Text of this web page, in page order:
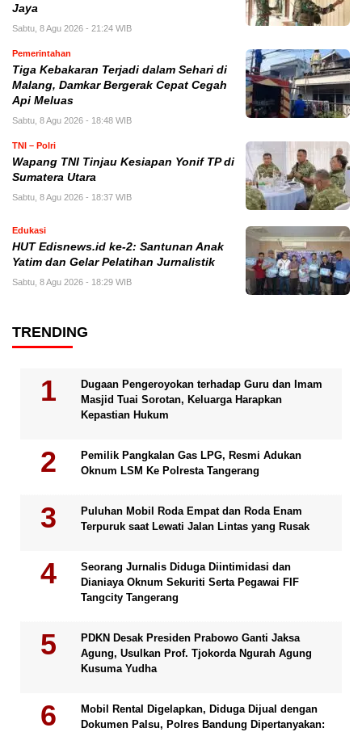
Jaya
Sabtu, 8 Agu 2026 - 21:24 WIB
Pemerintahan
Tiga Kebakaran Terjadi dalam Sehari di
Malang, Damkar Bergerak Cepat Cegah
Api Meluas
Sabtu, 8 Agu 2026 - 18:48 WIB
TNI – Polri
Wapang TNI Tinjau Kesiapan Yonif TP di
Sumatera Utara
Sabtu, 8 Agu 2026 - 18:37 WIB
Edukasi
HUT Edisnews.id ke-2: Santunan Anak
Yatim dan Gelar Pelatihan Jurnalistik
Sabtu, 8 Agu 2026 - 18:29 WIB
TRENDING
Dugaan Pengeroyokan terhadap Guru dan Imam
Masjid Tuai Sorotan, Keluarga Harapkan
Kepastian Hukum
Pemilik Pangkalan Gas LPG, Resmi Adukan
Oknum LSM Ke Polresta Tangerang
Puluhan Mobil Roda Empat dan Roda Enam
Terpuruk saat Lewati Jalan Lintas yang Rusak
Seorang Jurnalis Diduga Diintimidasi dan
Dianiaya Oknum Sekuriti Serta Pegawai FIF
Tangcity Tangerang
PDKN Desak Presiden Prabowo Ganti Jaksa
Agung, Usulkan Prof. Tjokorda Ngurah Agung
Kusuma Yudha
Mobil Rental Digelapkan, Diduga Dijual dengan
Dokumen Palsu, Polres Bandung Dipertanyakan: